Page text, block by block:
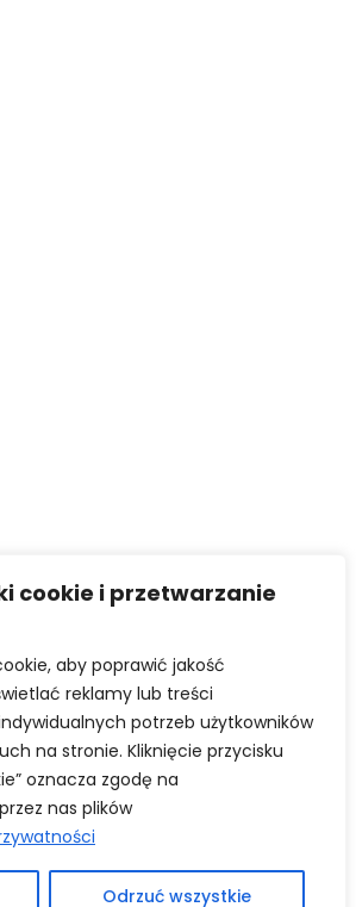
cookie i przetwarzanie
aby poprawić jakość
reklamy lub treści
potrzeb użytkowników
na stronie. Kliknięcie przycisku
oznacza zgodę na
nas plików
Odrzuć wszystkie